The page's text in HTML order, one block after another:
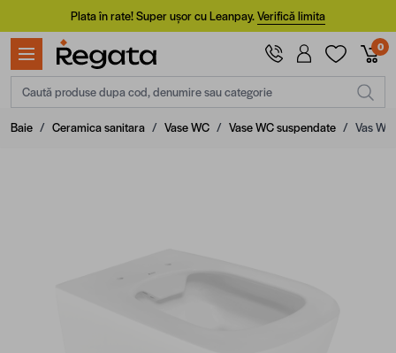
Mergi la ConținutPlata în rate! Super ușor cu Leanpay.Verifică limita
0
Caută produse dupa cod, denumire sau categorie
Baie / Ceramica sanitara / Vase WC / Vase WC suspendate / Vas